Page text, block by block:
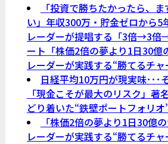
「投資で勝ちたかったら、
い」年収300万・貯金ゼロから5
レーダーが提唱する「3倍→3倍
ート「株価2倍の夢より1日30億
レーダーが実践する“勝てるチャ
日経平均10万円が現実味･･･
「現金こそが最大のリスク」著
どり着いた“鉄壁ポートフォリオ
「株価2倍の夢より1日30億
レーダーが実践する“勝てるチャ